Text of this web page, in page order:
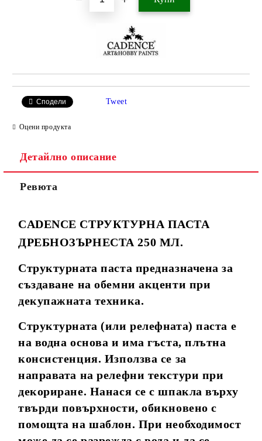
Сподели Tweet
Оцени продукта
Детайлно описание
Ревюта
CADENCE СТРУКТУРНА ПАСТА
ДРЕБНОЗЪРНЕСТА 250 МЛ.
Структурната паста предназначена за
създаване на обемни акценти при
декупажната техника.
Структурната (или релефната) паста е
на водна основа и има гъста, плътна
консистенция. Използва се за
направата на релефни текстури при
декориране. Нанася се с шпакла върху
твърди повърхности, обикновено с
помощта на шаблон. При необходимост